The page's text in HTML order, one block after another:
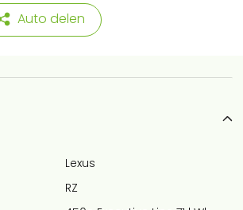
Auto delen
Lexus
RZ